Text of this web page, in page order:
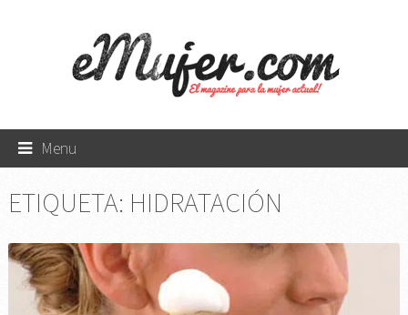
Menu
ETIQUETA: HIDRATACIÓN